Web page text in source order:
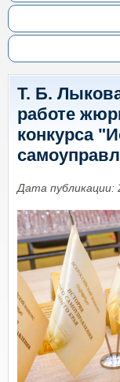
Т. Б.
работе
конкурса
Дата публикации: